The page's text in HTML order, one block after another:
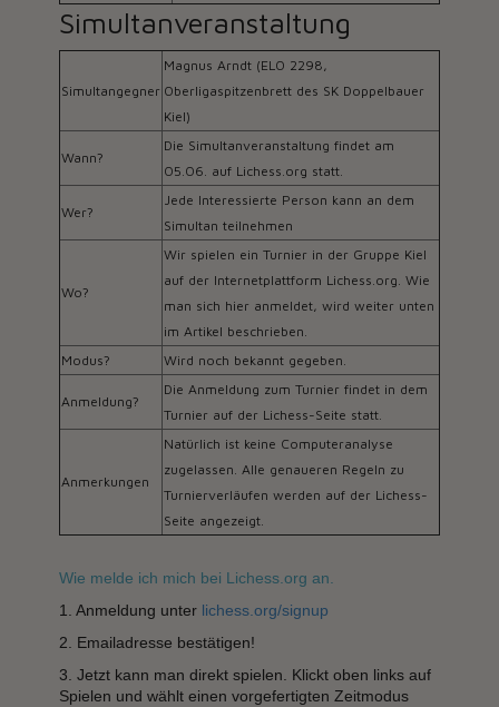
Simultanveranstaltung
Simultangegner
Magnus Arndt (ELO 2298,
Oberligaspitzenbrett des SK Doppelbauer
Kiel)
Wann?
Die Simultanveranstaltung findet am
05.06. auf Lichess.org statt.
Wer?
Jede Interessierte Person kann an dem
Simultan teilnehmen
Wo?
Wir spielen ein Turnier in der Gruppe Kiel
auf der Internetplattform Lichess.org. Wie
man sich hier anmeldet, wird weiter unten
im Artikel beschrieben.
Modus?
Wird noch bekannt gegeben.
Anmeldung?
Die Anmeldung zum Turnier findet in dem
Turnier auf der Lichess-Seite statt.
Anmerkungen
Natürlich ist keine Computeranalyse
zugelassen. Alle genaueren Regeln zu
Turnierverläufen werden auf der Lichess-
Seite angezeigt.
Wie melde ich mich bei Lichess.org an.
1. Anmeldung unter lichess.org/signup
2. Emailadresse bestätigen!
3. Jetzt kann man direkt spielen. Klickt oben links auf
Spielen und wählt einen vorgefertigten Zeitmodus